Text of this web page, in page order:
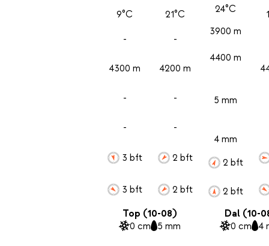
9°C
-
4300 m
-
-
3 bft
3 bft
21°C
-
4200 m
-
-
2 bft
2 bft
24°C
3900 m
4400 m
5 mm
4 mm
2 bft
2 bft
Top (10-08)
0 cm 5 mm
Dal (10-
0 cm 4